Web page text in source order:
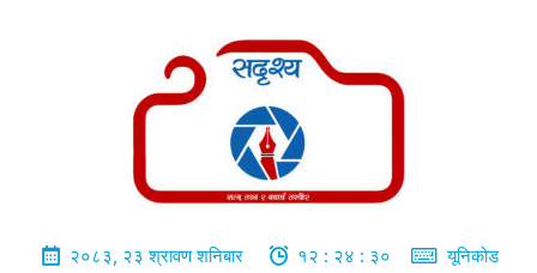
२०८३, २३ श्रावण शनिबार १२ : २४ : ३१ यूनिकोड